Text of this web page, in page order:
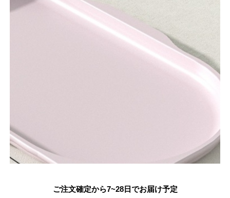
ご注文確定から7~28日でお届け予定